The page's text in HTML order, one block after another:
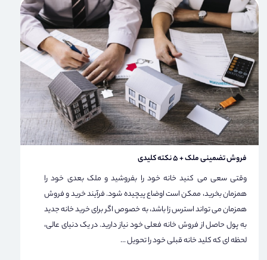
فروش تضمینی ملک + 5 نکته کلیدی
وقتی سعی می کنید خانه خود را بفروشید و ملک بعدی خود را
همزمان بخرید، ممکن است اوضاع پیچیده شود. فرآیند خرید و فروش
همزمان می تواند استرس زا باشد، به خصوص اگر برای خرید خانه جدید
به پول حاصل از فروش خانه فعلی خود نیاز دارید. در یک دنیای عالی،
لحظه ای که کلید خانه قبلی خود را تحویل ...